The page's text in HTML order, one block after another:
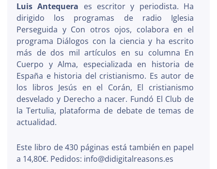
Luis Antequera es escritor y periodista. Ha
dirigido los programas de radio Iglesia
Perseguida y Con otros ojos, colabora en el
programa Diálogos con la ciencia y ha escrito
más de dos mil artículos en su columna En
Cuerpo y Alma, especializada en historia de
España e historia del cristianismo. Es autor de
los libros Jesús en el Corán, El cristianismo
desvelado y Derecho a nacer. Fundó El Club de
la Tertulia, plataforma de debate de temas de
actualidad.
Este libro de 430 páginas está también en papel
a 14,80€. Pedidos: info@didigitalreasons.es